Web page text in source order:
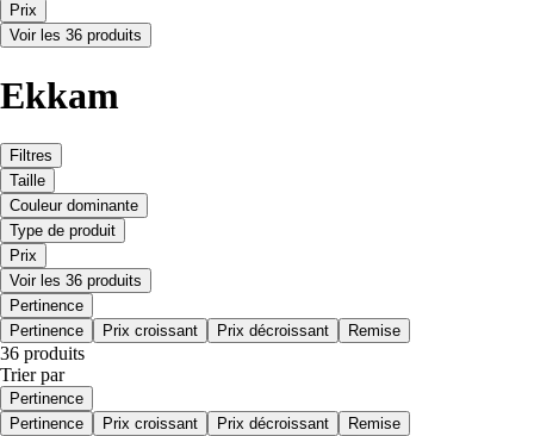
Prix
Voir les 36 produits
Ekkam
Filtres
Taille
Couleur dominante
Type de produit
Prix
Voir les 36 produits
Pertinence
Pertinence
Prix croissant Prix décroissant Remise
36 produits
Trier par
Pertinence
Pertinence
Prix croissant Prix décroissant Remise